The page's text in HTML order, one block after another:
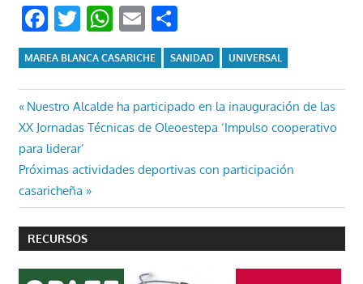
Facebook
Twitter
WhatsApp
EmailCompartir
MAREA BLANCA CASARICHE SANIDAD UNIVERSAL
Navegación
de
entradas
Entrada
anterior:
Nuestro Alcalde ha participado en la inauguración de las
XX Jornadas Técnicas de Oleoestepa ‘Impulso cooperativo
para liderar’
Entrada
siguiente:
Próximas actividades deportivas con participación
casaricheña
RECURSOS